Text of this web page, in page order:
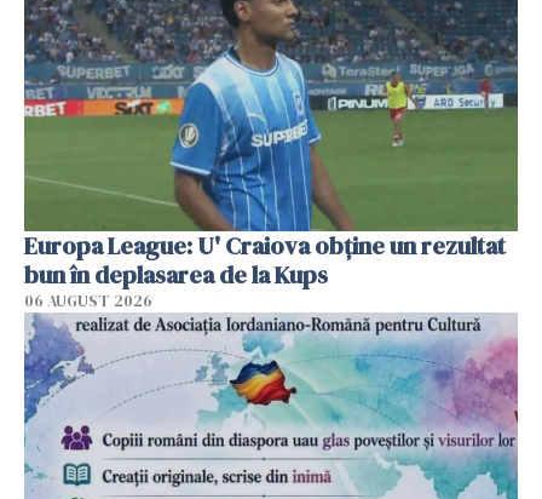
Europa League: U' Craiova obține un rezultat
bun în deplasarea de la Kups
06 AUGUST 2026